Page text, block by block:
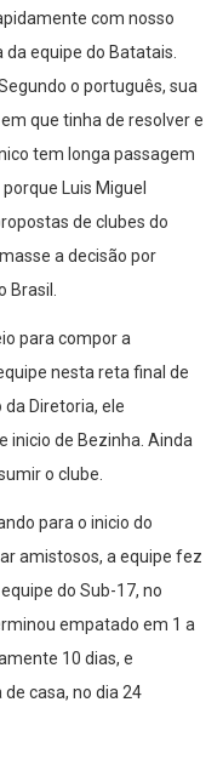
com nosso
da equipe do Batatais.
o português, sua
que tinha de resolver e
tem longa passagem
Luis Miguel
de clubes do
a decisão por
Brasil.
para compor a
nesta reta final de
Diretoria, ele
inicio de Bezinha. Ainda
o clube.
para o inicio do
amistosos, a equipe fez
do Sub-17, no
empatado em 1 a
10 dias, e
casa, no dia 24